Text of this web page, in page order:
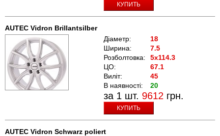
КУПИТЬ
AUTEC Vidron Brillantsilber
Діаметр:
18
Ширина:
7.5
Розболтовка:
5x114.3
ЦО:
67.1
Виліт:
45
В наявності:
20
за 1 шт. 9612 грн.
КУПИТЬ
AUTEC Vidron Schwarz poliert